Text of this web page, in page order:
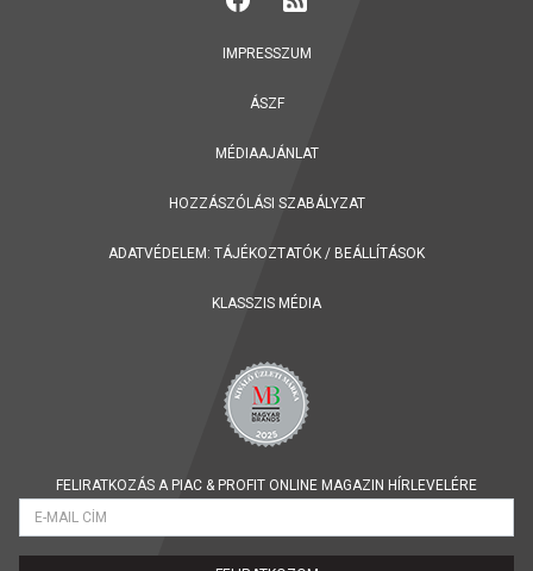
IMPRESSZUM
ÁSZF
MÉDIAAJÁNLAT
HOZZÁSZÓLÁSI SZABÁLYZAT
ADATVÉDELEM: TÁJÉKOZTATÓK / BEÁLLÍTÁSOK
KLASSZIS MÉDIA
FELIRATKOZÁS A PIAC & PROFIT ONLINE MAGAZIN HÍRLEVELÉRE